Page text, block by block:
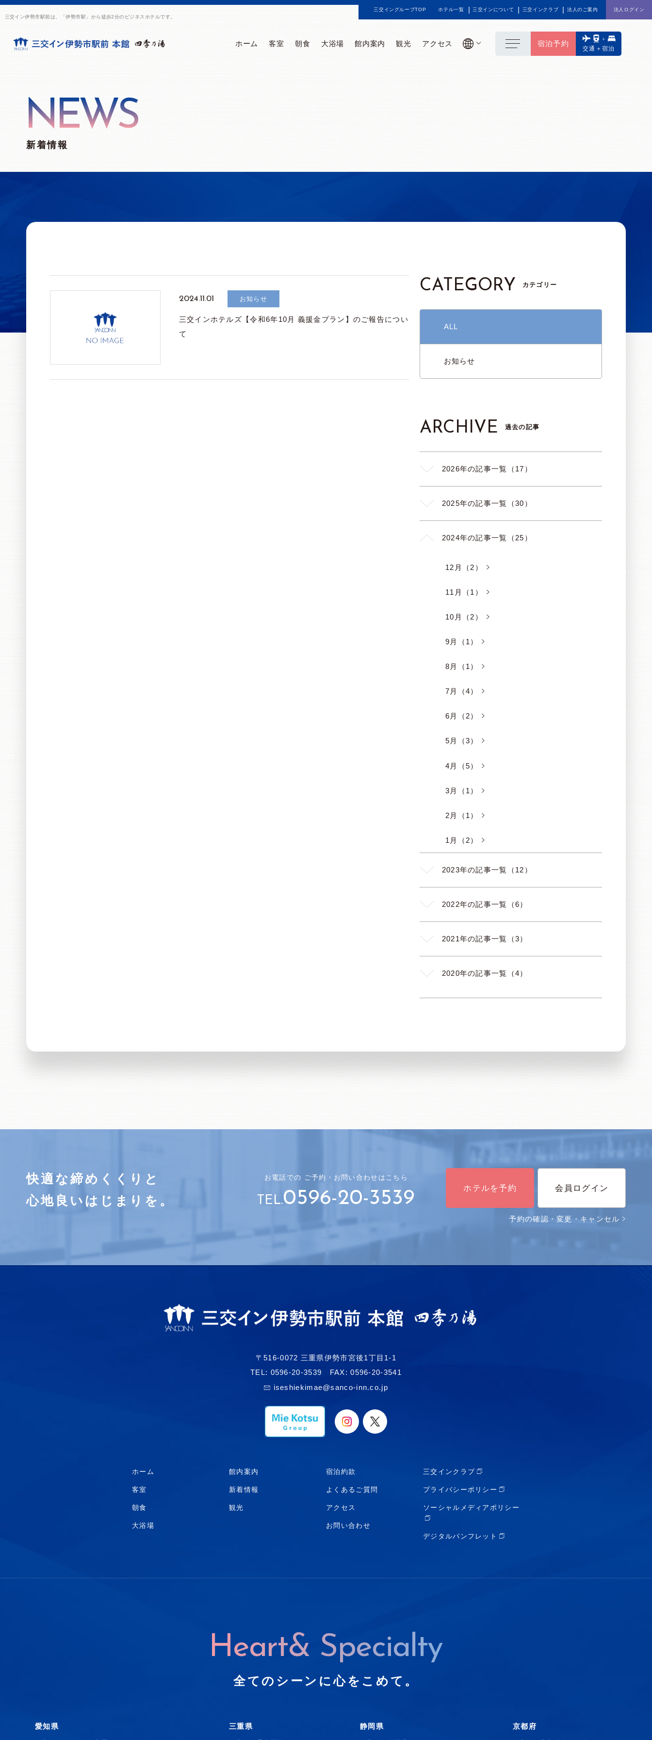
三交イン伊勢市駅前は、「伊勢市駅」から徒歩2分のビジネスホテルです。
三交イングループTOP ホテル一覧 三交インについて 三交インクラブ 法人のご案内 法人ログイン
ホーム 客室 朝食 大浴場 館内案内 観光 アクセス
交通＋宿泊
宿泊予約
NEWS
新着情報
2024.11.01 お知らせ
三交インホテルズ【令和6年10月 義援金プラン】のご報告につい
て
CATEGORY カテゴリー
ALL
お知らせ
ARCHIVE 過去の記事
2026年の記事一覧（17）
2025年の記事一覧（30）
2024年の記事一覧（25）
12月（2）
11月（1）
10月（2）
9月（1）
8月（1）
7月（4）
6月（2）
5月（3）
4月（5）
3月（1）
2月（1）
1月（2）
2023年の記事一覧（12）
2022年の記事一覧（6）
2021年の記事一覧（3）
2020年の記事一覧（4）
快適な締めくくりと
心地良いはじまりを。
お電話での ご予約・ お問い合わせはこちら
TEL.0596-20-3539 ホテルを予約 会員ログイン
予約の確認・変更・キャンセル
〒516-0072 三重県伊勢市宮後1丁目1-1
TEL: 0596-20-3539
FAX: 0596-20-3541
iseshiekimae@sanco-inn.co.jp
ホーム
客室
朝食
大浴場
館内案内
新着情報
観光
宿泊約款
よくあるご質問
アクセス
お問い合わせ
三交インクラブ
プライバシーポリシー
ソーシャルメディアポリシー
デジタルパンフレット
Heart& Specialty
全てのシーンに心をこめて。
愛知県 三重県 静岡県 京都府